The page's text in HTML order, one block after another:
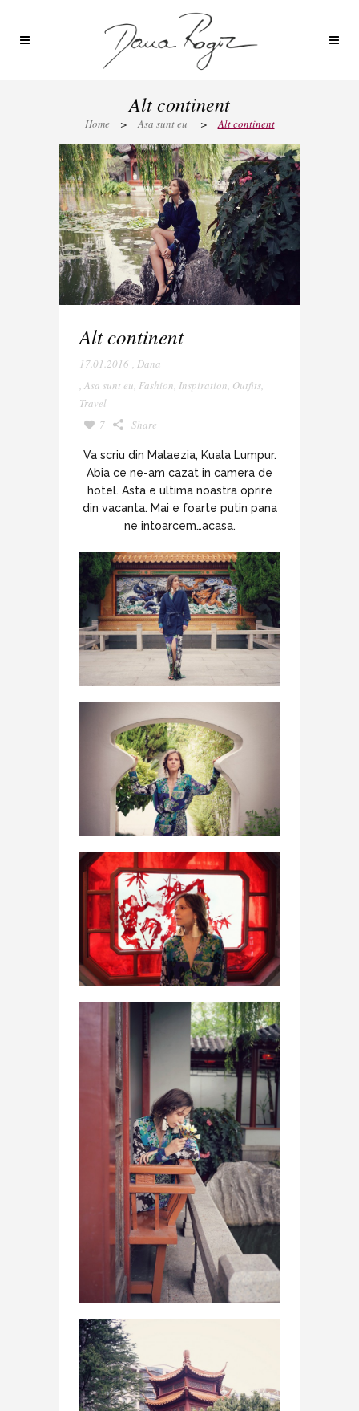
Alt continent
Home > Asa sunt eu > Alt continent
Alt continent
17.01.2016 , Dana
, Asa sunt eu, Fashion, Inspiration, Outfits,
Travel
7
Share
Va scriu din Malaezia, Kuala Lumpur.
Abia ce ne-am cazat in camera de
hotel. Asta e ultima noastra oprire
din vacanta. Mai e foarte putin pana
ne intoarcem…acasa.